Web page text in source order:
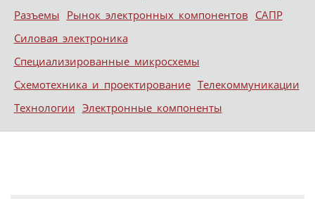
Разъемы Рынок электронных компонентов САПР
Силовая электроника
Специализированные микросхемы
Схемотехника и проектирование Телекоммуникации
Технологии Электронные компоненты